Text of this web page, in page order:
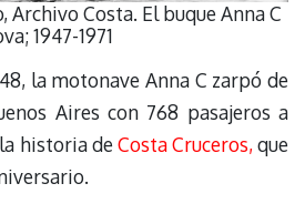
Archivo Costa. El buque Anna C
1947-1971
la motonave Anna C zarpó de
Aires con 768 pasajeros a
historia deCosta Cruceros,que